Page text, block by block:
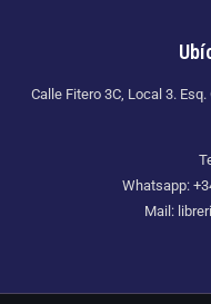
Calle Fitero 3C, Local 3.
Whatsapp:
Mail: